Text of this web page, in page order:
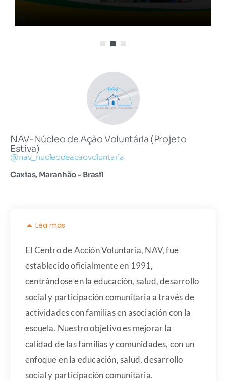
NAV-Núcleo de Ação Voluntária (Projeto
Estiva)
@nav_nucleodeacaovoluntaria
Caxias, Maranhão - Brasil
Lea mas
El Centro de Acción Voluntaria, NAV, fue
establecido oficialmente en 1991,
centrándose en la educación, salud, desarrollo
social y participación comunitaria a través de
actividades con familias en asociación con la
escuela. Nuestro objetivo es mejorar la
calidad de las familias y comunidades, con un
enfoque en la educación, salud, desarrollo
social y participación comunitaria.